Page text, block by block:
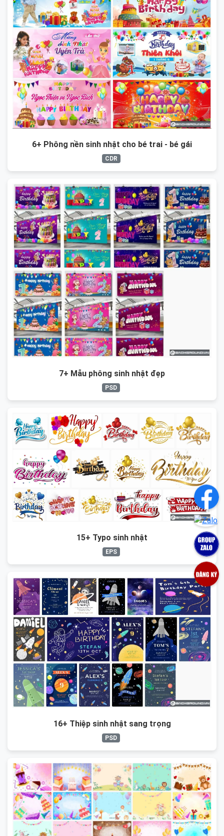
6+ Phông nền sinh nhật cho bé trai - bé gái
CDR
7+ Mẫu phông sinh nhật đẹp
PSD
15+ Typo sinh nhật
EPS
16+ Thiệp sinh nhật sang trọng
PSD